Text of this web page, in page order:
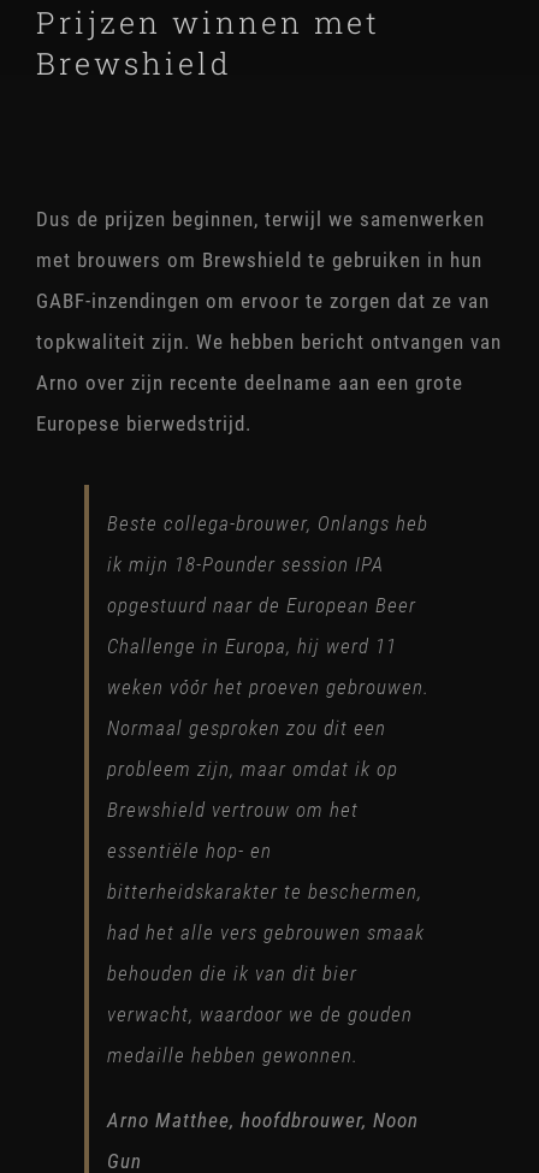
Prijzen winnen met
Brewshield
Dus de prijzen beginnen, terwijl we samenwerken
met brouwers om Brewshield te gebruiken in hun
GABF-inzendingen om ervoor te zorgen dat ze van
topkwaliteit zijn. We hebben bericht ontvangen van
Arno over zijn recente deelname aan een grote
Europese bierwedstrijd.
Beste collega-brouwer, Onlangs heb
ik mijn 18-Pounder session IPA
opgestuurd naar de European Beer
Challenge in Europa, hij werd 11
weken vóór het proeven gebrouwen.
Normaal gesproken zou dit een
probleem zijn, maar omdat ik op
Brewshield vertrouw om het
essentiële hop- en
bitterheidskarakter te beschermen,
had het alle vers gebrouwen smaak
behouden die ik van dit bier
verwacht, waardoor we de gouden
medaille hebben gewonnen.
Arno Matthee, hoofdbrouwer, Noon
Gun